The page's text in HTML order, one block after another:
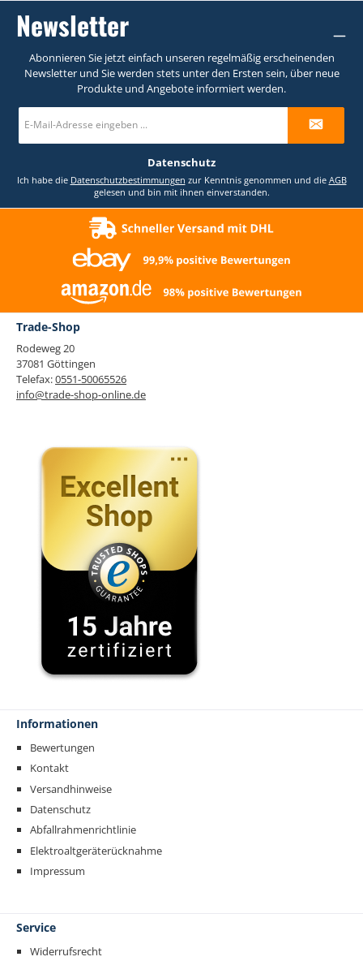
Newsletter
Abonnieren Sie jetzt einfach unseren regelmäßig erscheinenden
Newsletter und Sie werden stets unter den Ersten sein, über neue
Produkte und Angebote informiert werden.
E-
Mail-
Datenschutz
Ich habe die Datenschutzbestimmungen zur Kenntnis genommen und die AGB
gelesen und bin mit ihnen einverstanden.
Trade-Shop
Rodeweg 20
37081 Göttingen
Telefax:0551-50065526
info@trade-shop-online.de
Informationen
Bewertungen
Kontakt
Versandhinweise
Datenschutz
Abfallrahmenrichtlinie
Elektroaltgeräterücknahme
Impressum
Service
Widerrufsrecht